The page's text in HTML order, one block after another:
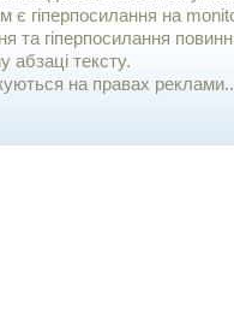
є гiперпосилання на
гіперпосилання
тексту.
на правах реклами..